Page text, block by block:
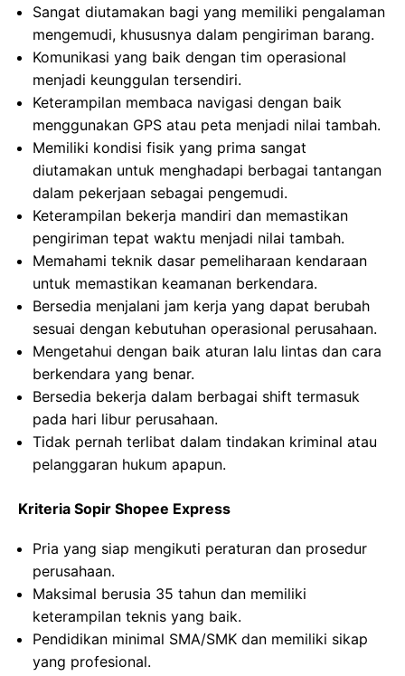
Sangat diutamakan bagi yang memiliki pengalaman
mengemudi, khususnya dalam pengiriman barang.
Komunikasi yang baik dengan tim operasional
menjadi keunggulan tersendiri.
Keterampilan membaca navigasi dengan baik
menggunakan GPS atau peta menjadi nilai tambah.
Memiliki kondisi fisik yang prima sangat
diutamakan untuk menghadapi berbagai tantangan
dalam pekerjaan sebagai pengemudi.
Keterampilan bekerja mandiri dan memastikan
pengiriman tepat waktu menjadi nilai tambah.
Memahami teknik dasar pemeliharaan kendaraan
untuk memastikan keamanan berkendara.
Bersedia menjalani jam kerja yang dapat berubah
sesuai dengan kebutuhan operasional perusahaan.
Mengetahui dengan baik aturan lalu lintas dan cara
berkendara yang benar.
Bersedia bekerja dalam berbagai shift termasuk
pada hari libur perusahaan.
Tidak pernah terlibat dalam tindakan kriminal atau
pelanggaran hukum apapun.
Kriteria Sopir Shopee Express
Pria yang siap mengikuti peraturan dan prosedur
perusahaan.
Maksimal berusia 35 tahun dan memiliki
keterampilan teknis yang baik.
Pendidikan minimal SMA/SMK dan memiliki sikap
yang profesional.